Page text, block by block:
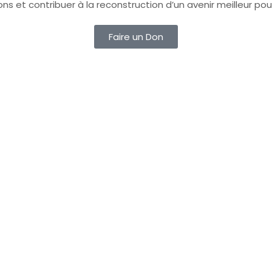
et contribuer à la reconstruction d’un avenir meilleur
Faire un Don